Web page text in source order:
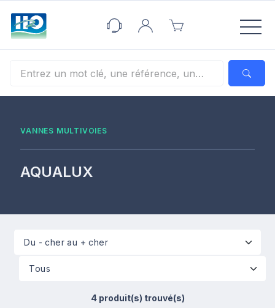
VANNES MULTIVOIES
AQUALUX
4 produit(s) trouvé(s)